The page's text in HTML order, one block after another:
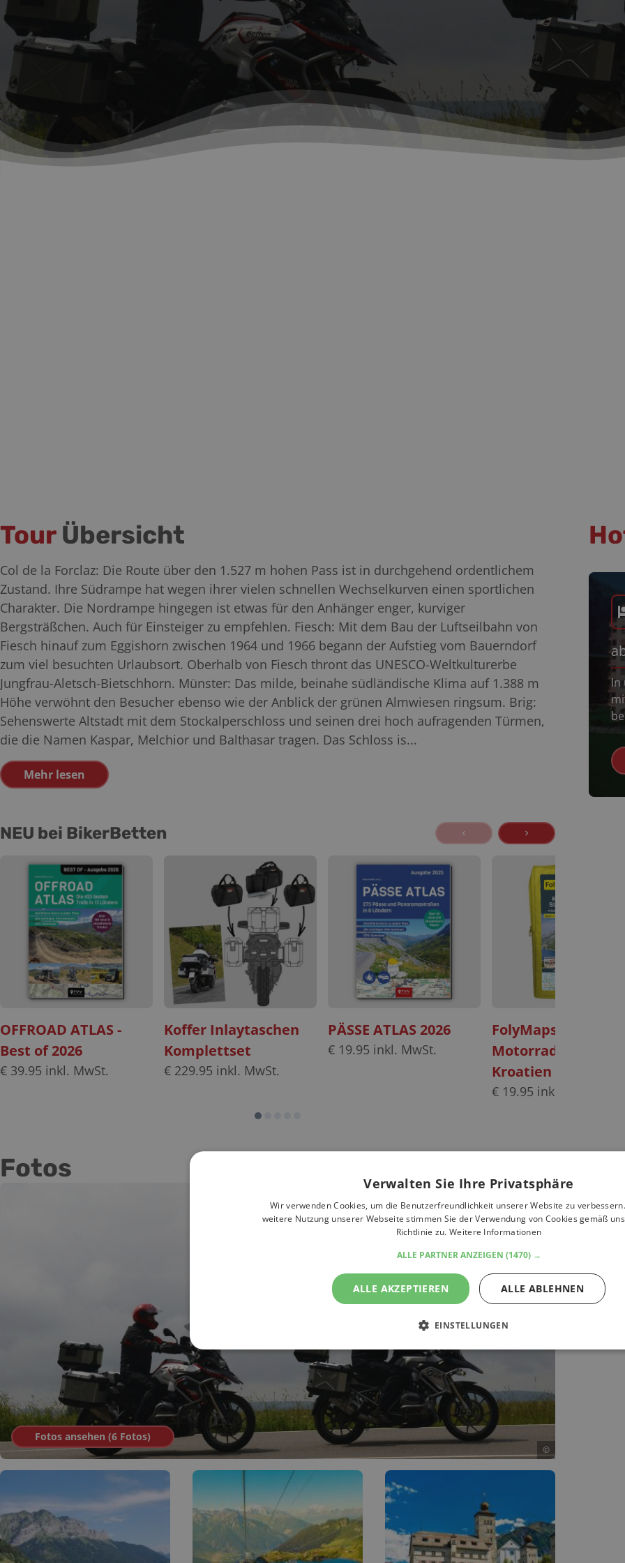
Tour Übersicht
Col de la Forclaz: Die Route über den 1.527 m hohen Pass ist in durchgehend ordentlichem
Zustand. Ihre Südrampe hat wegen ihrer vielen schnellen Wechselkurven einen sportlichen
Charakter. Die Nordrampe hingegen ist etwas für den Anhänger enger, kurviger
Bergsträßchen. Auch für Einsteiger zu empfehlen. Fiesch: Mit dem Bau der Luftseilbahn von
Fiesch hinauf zum Eggishorn zwischen 1964 und 1966 begann der Aufstieg vom Bauerndorf
zum viel besuchten Urlaubsort. Oberhalb von Fiesch thront das UNESCO-Weltkulturerbe
Jungfrau-Aletsch-Bietschhorn. Münster: Das milde, beinahe südländische Klima auf 1.388 m
Höhe verwöhnt den Besucher ebenso wie der Anblick der grünen Almwiesen ringsum. Brig:
Sehenswerte Altstadt mit dem Stockalperschloss und seinen drei hoch aufragenden Türmen,
die die Namen Kaspar, Melchior und Balthasar tragen. Das Schloss is...
Mehr lesen
NEU bei BikerBetten
OFFROAD ATLAS -
Best of 2026
€ 39.95 inkl. MwSt.
Koffer Inlaytaschen
Komplettset
€ 229.95 inkl. MwSt.
PÄSSE ATLAS 2026
€ 19.95 inkl. MwSt.
FolyMaps
Motorradkarten Set
Kroatien Slowenien
€ 19.95 inkl. MwSt.
Fotos
©
Fotos ansehen (6 Fotos)
In
Verwalten Sie Ihre Privatsphäre
Wir verwenden Cookies, um die Benutzerfreundlichkeit unserer Website zu
weitere Nutzung unserer Webseite stimmen Sie der Verwendung von Cookies gemäß
Richtlinie zu.Weitere Informationen
ALLE PARTNER ANZEIGEN (1470) →
ALLE AKZEPTIEREN ALLE ABLEHNEN
EINSTELLUNGEN